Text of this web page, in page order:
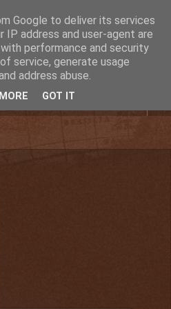
la obiect.
Google to deliver its services
IP address and user-agent are
performance and security
service, generate usage
address abuse.
GOT IT